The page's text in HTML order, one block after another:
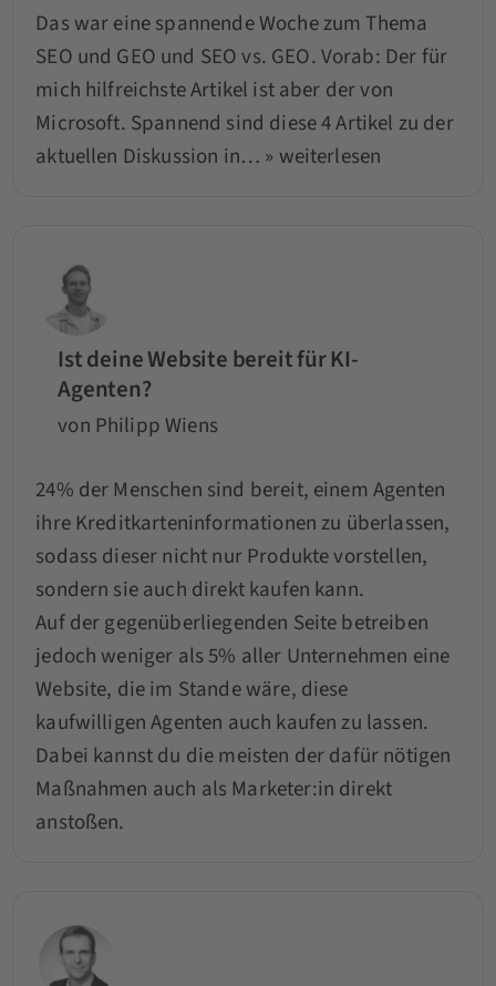
Das war eine spannende Woche zum Thema
SEO und GEO und SEO vs. GEO. Vorab: Der für
mich hilfreichste Artikel ist aber der von
Microsoft. Spannend sind diese 4 Artikel zu der
aktuellen Diskussion in… » weiterlesen
Ist deine Website bereit für KI-
Agenten?
von Philipp Wiens
24% der Menschen sind bereit, einem Agenten
ihre Kreditkarteninformationen zu überlassen,
sodass dieser nicht nur Produkte vorstellen,
sondern sie auch direkt kaufen kann.
Auf der gegenüberliegenden Seite betreiben
jedoch weniger als 5% aller Unternehmen eine
Website, die im Stande wäre, diese
kaufwilligen Agenten auch kaufen zu lassen.
Dabei kannst du die meisten der dafür nötigen
Maßnahmen auch als Marketer:in direkt
anstoßen.